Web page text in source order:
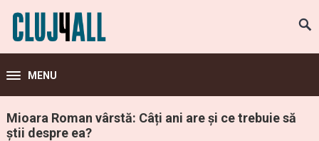
MENU
Mioara Roman vârstă: Câți ani are și ce trebuie să
știi despre ea?